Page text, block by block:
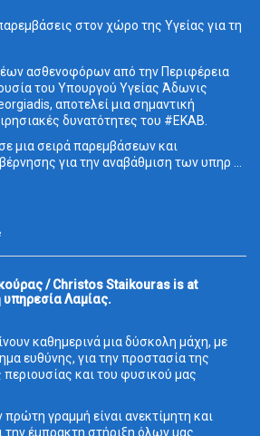
στον χώρο της Υγείας για τη
ασθενοφόρων από την Περιφέρεια
του Υπουργού Υγείας Άδωνις
αποτελεί μια σημαντική
δυνατότητες του #ΕΚΑΒ.
μια σειρά παρεμβάσεων και
για την αναβάθμιση των υπηρ ...
/ Christos Staikouras is at
Λαμίας.
καθημερινά μια δύσκολη μάχη, με
ευθύνης, για την προστασία της
και του φυσικού μας
γραμμή είναι ανεκτίμητη και
την έμπρακτη στήριξη όλων μας.